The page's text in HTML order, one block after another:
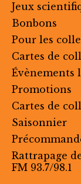
Jeux
Bonbons
Pour les
Cartes de
Évènements
Promotions
Cartes de
Saisonnier
Rattrapage
FM 93.7/98.1